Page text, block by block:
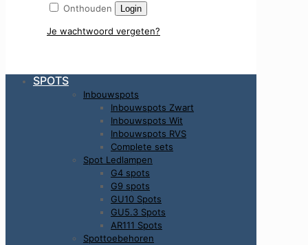
Onthouden Login
Je wachtwoord vergeten?
SPOTS
Inbouwspots
Inbouwspots Zwart
Inbouwspots Wit
Inbouwspots RVS
Complete sets
Spot Ledlampen
G4 spots
G9 spots
GU10 Spots
GU5.3 Spots
AR111 Spots
Spottoebehoren